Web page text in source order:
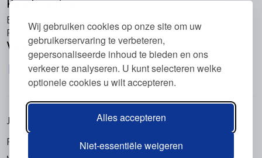
Wij gebruiken cookies op onze site om uw
gebruikerservaring te verbeteren,
gepersonaliseerde inhoud te bieden en ons
verkeer te analyseren. U kunt selecteren welke
optionele cookies u wilt accepteren.
Alles accepteren
Niet-essentiële weigeren
Kenniscentrum
Blogs
Podcasts
Volg ons
Juridische informatie
Privacybeleid